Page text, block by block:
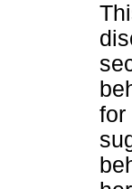
for